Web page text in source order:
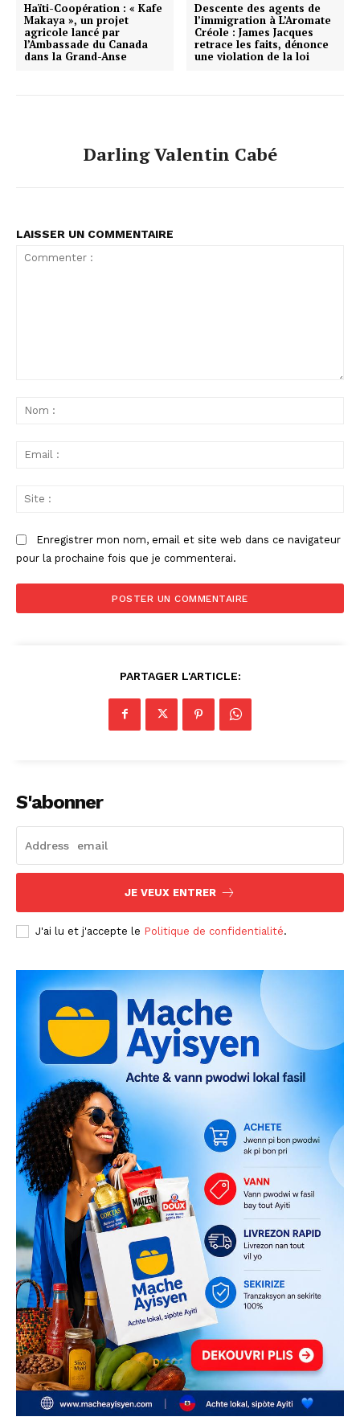
Haïti-Coopération : « Kafe
Makaya », un projet
agricole lancé par
l’Ambassade du Canada
dans la Grand-Anse
Descente des agents de
l’immigration à L’Aromate
Créole : James Jacques
retrace les faits, dénonce
une violation de la loi
Darling Valentin Cabé
LAISSER UN COMMENTAIRE
Enregistrer mon nom, email et site web dans ce navigateur
pour la prochaine fois que je commenterai.
PARTAGER L'ARTICLE:
S'abonner
JE VEUX ENTRER
J'ai lu et j'accepte le Politique de confidentialité.